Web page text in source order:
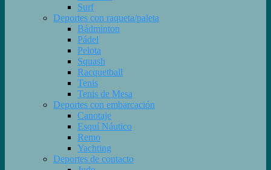
Surf
Deportes con raqueta/paleta
Bádminton
Pádel
Pelota
Squash
Racquetball
Tenis
Tenis de Mesa
Deportes con embarcación
Canotaje
Esquí Náutico
Remo
Yachting
Deportes de contacto